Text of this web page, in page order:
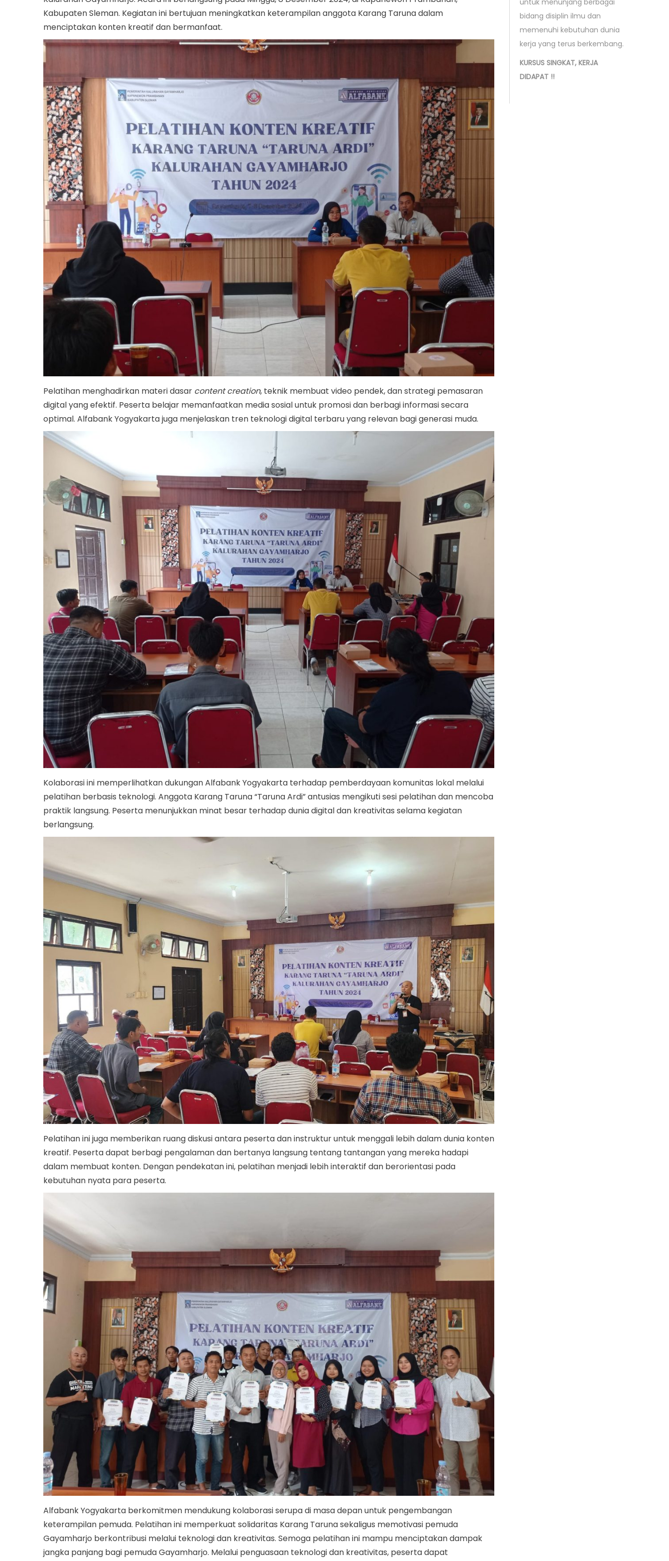
o
n
e
d
o
n
m
b
e
0
e
d
i
Kabupaten Sleman. Kegiatan ini bertujuan meningkatkan keterampilan anggota Karang Taruna dalam
menciptakan konten kreatif dan bermanfaat.
Pelatihan menghadirkan materi dasar content creation, teknik membuat video pendek, dan strategi pemasaran
digital yang efektif. Peserta belajar memanfaatkan media sosial untuk promosi dan berbagi informasi secara
optimal. Alfabank Yogyakarta juga menjelaskan tren teknologi digital terbaru yang relevan bagi generasi muda.
Kolaborasi ini memperlihatkan dukungan Alfabank Yogyakarta terhadap pemberdayaan komunitas lokal melalui
pelatihan berbasis teknologi. Anggota Karang Taruna “Taruna Ardi” antusias mengikuti sesi pelatihan dan mencoba
praktik langsung. Peserta menunjukkan minat besar terhadap dunia digital dan kreativitas selama kegiatan
berlangsung.
Pelatihan ini juga memberikan ruang diskusi antara peserta dan instruktur untuk menggali lebih dalam dunia konten
kreatif. Peserta dapat berbagi pengalaman dan bertanya langsung tentang tantangan yang mereka hadapi
dalam membuat konten. Dengan pendekatan ini, pelatihan menjadi lebih interaktif dan berorientasi pada
kebutuhan nyata para peserta.
Alfabank Yogyakarta berkomitmen mendukung kolaborasi serupa di masa depan untuk pengembangan
keterampilan pemuda. Pelatihan ini memperkuat solidaritas Karang Taruna sekaligus memotivasi pemuda
Gayamharjo berkontribusi melalui teknologi dan kreativitas. Semoga pelatihan ini mampu menciptakan dampak
jangka panjang bagi pemuda Gayamharjo. Melalui penguasaan teknologi dan kreativitas, peserta dapat
untuk menunjang berbagai
bidang disiplin ilmu dan
memenuhi kebutuhan dunia
kerja yang terus berkembang.
KURSUS SINGKAT, KERJA
DIDAPAT !!